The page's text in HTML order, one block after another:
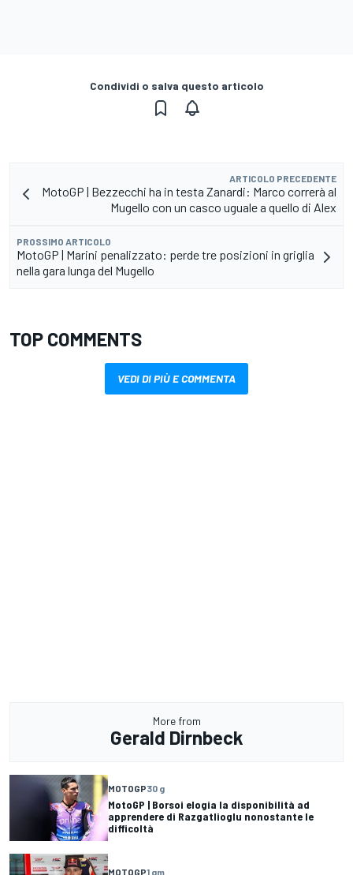
Condividi o salva questo articolo
ARTICOLO PRECEDENTE
MotoGP | Bezzecchi ha in testa Zanardi: Marco correrà al
Mugello con un casco uguale a quello di Alex
PROSSIMO ARTICOLO
MotoGP | Marini penalizzato: perde tre posizioni in griglia
nella gara lunga del Mugello
TOP COMMENTS
VEDI DI PIÙ E COMMENTA
More from
Gerald Dirnbeck
MOTOGP30 g
MotoGP | Borsoi elogia la disponibilità ad
apprendere di Razgatlioglu nonostante le
difficoltà
MOTOGP1 gm